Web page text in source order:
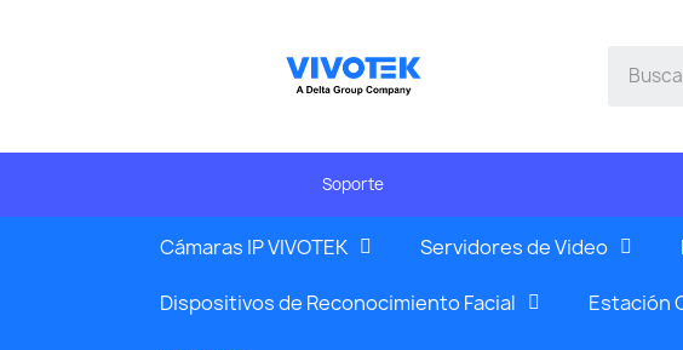
Soporte
Cámaras IP VIVOTEK Servidores de Video
Dispositivos de Reconocimiento Facial Estación